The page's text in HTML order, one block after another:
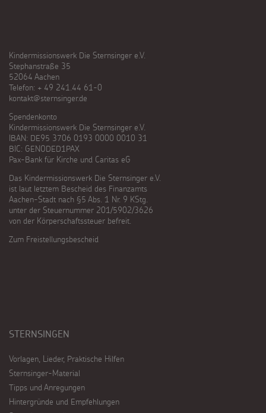
Kindermissionswerk Die Sternsinger e.V.
Stephanstraße 35
52064 Aachen
Telefon: + 49 241.44 61-0
kontakt@sternsinger.de
Spendenkonto
Kindermissionswerk Die Sternsinger e.V.
IBAN: DE95 3706 0193 0000 0010 31
BIC: GENODED1PAX
Pax-Bank für Kirche und Caritas eG
Das Kindermissionswerk Die Sternsinger e.V.
ist laut letztem Bescheid des Finanzamts
Aachen-Stadt nach §5 Abs. 1 Nr. 9 KStg.
unter der Steuernummer 201/5902/3626
von der Körperschaftssteuer befreit.
Zum Freistellungsbescheid
STERNSINGEN
Vorlagen, Lieder, Praktische Hilfen
Sternsinger-Material
Tipps und Anregungen
Hintergründe und Empfehlungen